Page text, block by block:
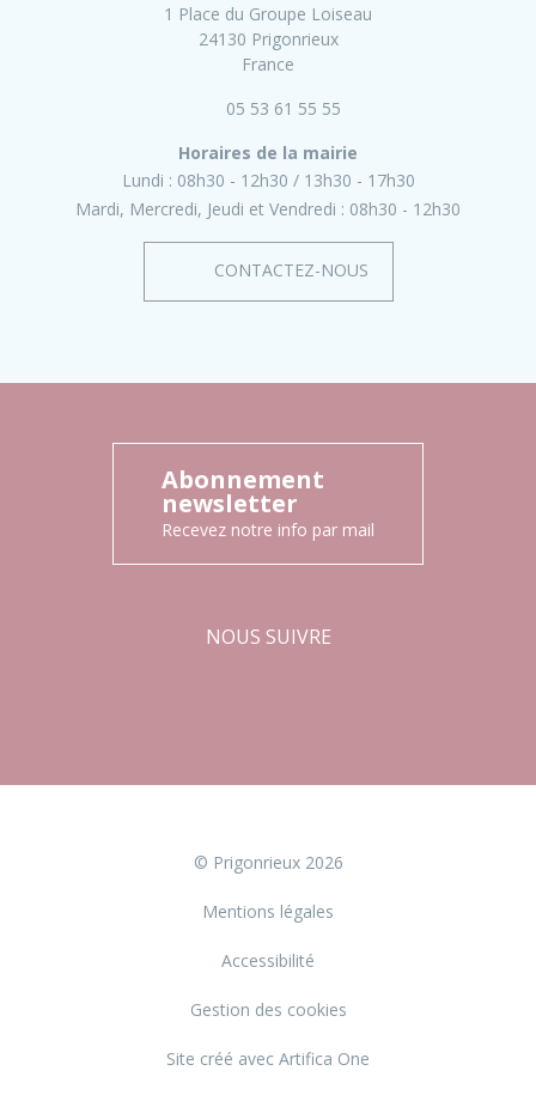
1 Place du Groupe Loiseau
24130 Prigonrieux
France
05 53 61 55 55
Horaires de la mairie
Lundi : 08h30 - 12h30
13h30 - 17h30
Mardi, Mercredi, Jeudi et Vendredi : 08h30 - 12h30
CONTACTEZ-NOUS
Abonnement
newsletter
Recevez notre info par mail
NOUS SUIVRE
© Prigonrieux 2026
Mentions légales
Accessibilité
Gestion des cookies
Site créé avec Artifica One